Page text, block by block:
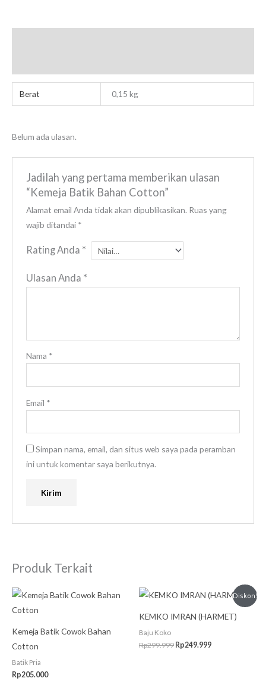
Berat 0,15 kg
Belum ada ulasan.
Jadilah yang pertama memberikan ulasan
“Kemeja Batik Bahan Cotton”
Alamat email Anda tidak akan dipublikasikan. Ruas yang
wajib ditandai *
Rating Anda *
Ulasan Anda *
Nama *
Email *
Simpan nama, email, dan situs web saya pada peramban
ini untuk komentar saya berikutnya.
Produk Terkait
Kemeja Batik Cowok Bahan
Cotton
Batik Pria
Rp205.000
Diskon!
KEMKO IMRAN (HARMET)
Baju Koko
Rp299.999
Harga
aslinya
Rp299.999.
Rp249.999
Harga
saat
adalah: